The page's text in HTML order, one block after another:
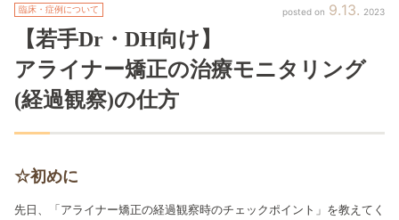
9 13 2023
臨床・症例について
【若手Dr・DH向け】
アライナー矯正の治療モニタリング
(経過観察)の仕方
☆初めに
先日、「アライナー矯正の経過観察時のチェックポイント」を教えてく